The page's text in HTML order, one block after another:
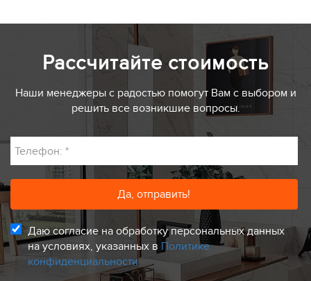
Рассчитайте стоимость
Наши менеджеры с радостью помогут Вам с выбором и
решить все возникшие вопросы.
Телефон: *
Даю согласие на обработку персональных данных
на условиях, указанных в Политике
конфиденциальности